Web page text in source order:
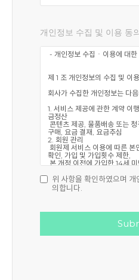
개인정보 수집 및 이용 동
위 사항을 확인하였으며
의합니다.